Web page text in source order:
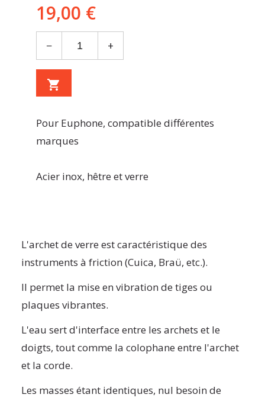
19,00 €
− +
shopping_cart
Pour Euphone, compatible différentes
marques
Acier inox, hêtre et verre
L'archet de verre est caractéristique des
instruments à friction (Cuica, Braü, etc.).
Il permet la mise en vibration de tiges ou
plaques vibrantes.
L'eau sert d'interface entre les archets et le
doigts, tout comme la colophane entre l'archet
et la corde.
Les masses étant identiques, nul besoin de